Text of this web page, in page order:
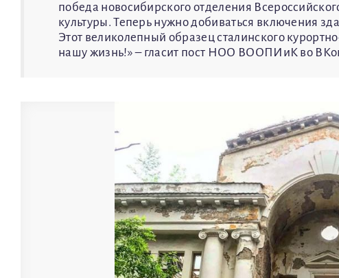
победа новосибирского отделения
культуры. Теперь нужно добиваться включения
Этот великолепный образец сталинского
нашу жизнь!» – гласит пост НОО ВООПИиК во